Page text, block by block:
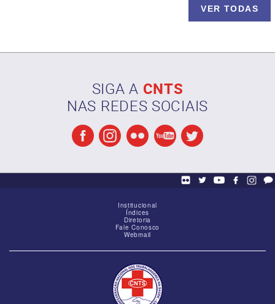
VER TODAS
SIGA A CNTS
NAS REDES SOCIAIS
Institucional
Índices
Diretoria
Fale Conosco
Webmail